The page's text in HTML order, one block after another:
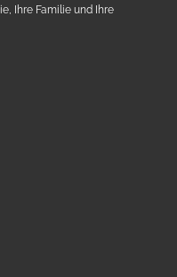
Ihre Familie und Ihre